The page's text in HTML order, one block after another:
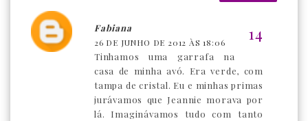
Fabiana
26 DE JUNHO DE 2012 ÀS 18:06
Tinhamos uma garrafa na
casa de minha avó. Era verde, com
tampa de cristal. Eu e minhas primas
jurávamos que Jeannie morava por
lá. Imaginávamos tudo com tanto